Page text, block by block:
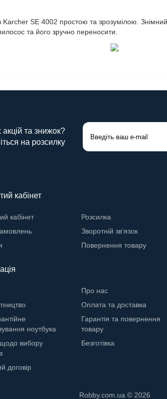
Karcher SE 4002 простою та зрозумілою.
та його зручно переносити.
та знижок?
на розсилку
кабінет
кабінет
Розсилка
Зворотній зв’язок
Повернення товару
ноутбука
вибору
договір
Про нас
Оплата та доставка
Гарантія та повернення
товару
Безготівка
Robby.com.ua © 2026